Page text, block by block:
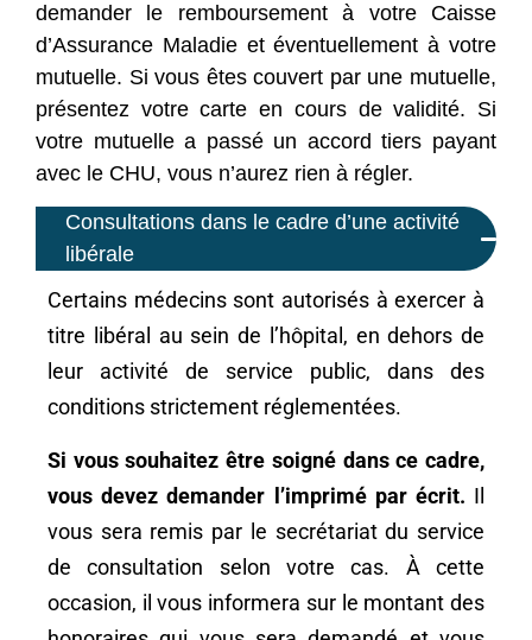
demander le remboursement à votre Caisse
d’Assurance Maladie et éventuellement à votre
mutuelle. Si vous êtes couvert par une mutuelle,
présentez votre carte en cours de validité. Si
votre mutuelle a passé un accord tiers payant
avec le CHU, vous n’aurez rien à régler.
Consultations dans le cadre d’une activité
libérale
Certains médecins sont autorisés à exercer à
titre libéral au sein de l’hôpital, en dehors de
leur activité de service public, dans des
conditions strictement réglementées.
Si vous souhaitez être soigné dans ce cadre,
vous devez demander l’imprimé par écrit. Il
vous sera remis par le secrétariat du service
de consultation selon votre cas. À cette
occasion, il vous informera sur le montant des